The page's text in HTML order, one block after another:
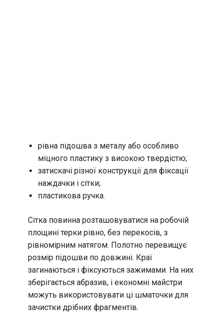
рівна підошва з металу або особливо
міцного пластику з високою твердістю;
затискачі різної конструкції для фіксації
наждачки і сітки;
пластикова ручка.
Сітка повинна розташовуватися на робочій
площині терки рівно, без перекосів, з
рівномірним натягом. Полотно перевищує
розмір підошви по довжині. Краї
загинаються і фіксуються зажимами. На них
зберігається абразив, і економні майстри
можуть використовувати ці шматочки для
зачистки дрібних фрагментів.